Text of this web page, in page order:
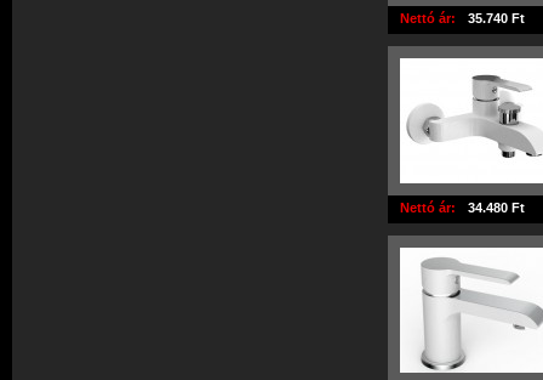
Nettó ár: 35.740 Ft
Nettó ár: 34.480 Ft